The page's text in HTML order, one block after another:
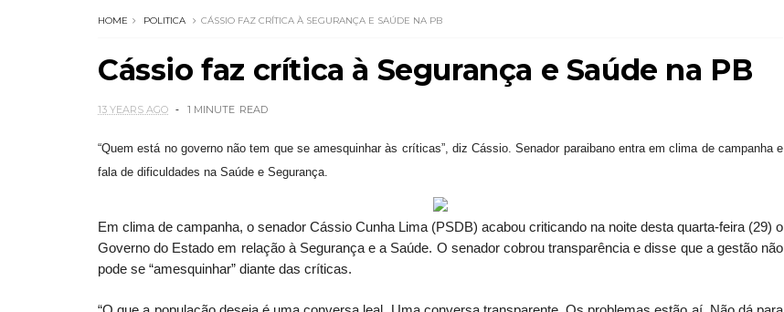
HOME POLITICA CÁSSIO FAZ CRÍTICA À SEGURANÇA E SAÚDE NA PB
Cássio faz crítica à Segurança e Saúde na PB
13 YEARS AGO 1 MINUTE READ
“Quem está no governo não tem que se amesquinhar às críticas”, diz Cássio. Senador paraibano entra em clima de campanha e
fala de dificuldades na Saúde e Segurança.
Em clima de campanha, o senador Cássio Cunha Lima (PSDB) acabou criticando na noite desta quarta-feira (29) o
Governo do Estado em relação à Segurança e a Saúde. O senador cobrou transparência e disse que a gestão não
pode se “amesquinhar” diante das críticas.